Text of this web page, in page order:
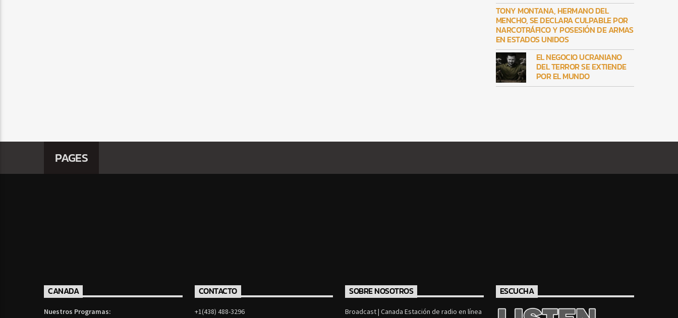
TONY MONTANA, HERMANO DEL
MENCHO, SE DECLARA CULPABLE POR
NARCOTRÁFICO Y POSESIÓN DE ARMAS
EN ESTADOS UNIDOS
EL NEGOCIO UCRANIANO
DEL TERROR SE EXTIENDE
POR EL MUNDO
PAGES
CANADA
Nuestros Programas:
CONTACTO
+1(438) 488-3296
SOBRE NOSOTROS
Broadcast | Canada Estación de radio en línea
ESCUCHA